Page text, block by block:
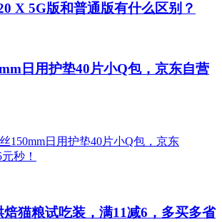
X 5G版和普通版有什么区别？
日用护垫40片小Q包，京东自营
焙猫粮试吃装，满11减6，多买多省